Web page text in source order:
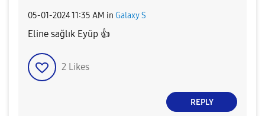
‎05-01-202411:35 AM in Galaxy S
Eline sağlık Eyüp 👍
2 Likes
REPLY